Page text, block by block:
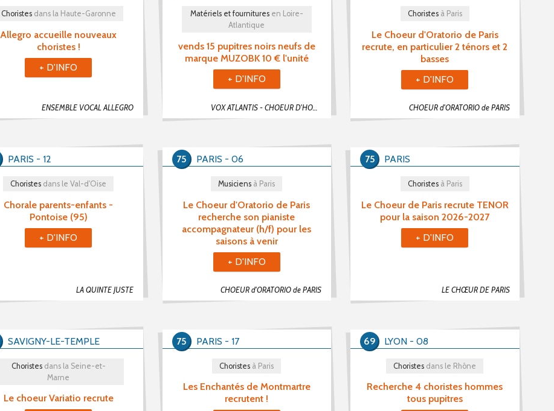
Allegro accueille nouveaux
choristes !
ENSEMBLE VOCAL ALLEGRO
Choristesdans la Haute-Garonne
+ D'INFO
vends 15 pupitres noirs neufs de
marque MUZOBK 10 € l'unité
VOX ATLANTIS - CHOEUR D'HOMMES NANTAIS
Matériels et fournituresen Loire-
Atlantique
+ D'INFO
Le Choeur d'Oratorio de Paris
recrute, en particulier 2 ténors et 2
basses
CHOEUR d'ORATORIO de PARIS
Choristesà Paris
+ D'INFO
Chorale parents-enfants -
Pontoise (95)
LA QUINTE JUSTE
Choristes dans le Val-d'Oise
PARIS - 12
+ D'INFO
Le Choeur d'Oratorio de Paris
recherche son pianiste
accompagnateur (h/f) pour les
saisons à venir
CHOEUR d'ORATORIO de PARIS
Musiciens à Paris
PARIS - 06
75
+ D'INFO
Le Choeur de Paris recrute TENOR
pour la saison 2026-2027
LE CHŒUR DE PARIS
Choristesà Paris
PARIS
75
+ D'INFO
Le choeur Variatio recrute
Choristesdans la Seine-et-
Marne
SAVIGNY-LE-TEMPLE
Les Enchantés de Montmartre
recrutent !
Choristes à Paris
PARIS - 17
75
Recherche 4 choristes hommes
tous pupitres
Choristes dans le Rhône
LYON - 08
69